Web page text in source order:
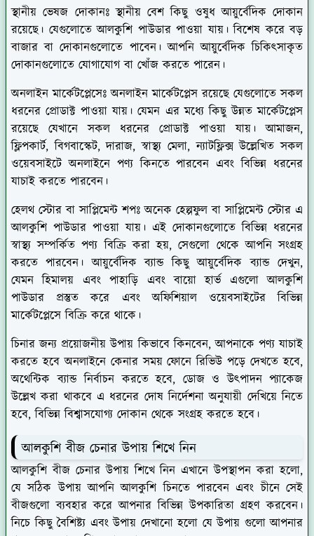
স্থানীয় ভেষজ দোকানঃস্থানীয় বেশ কিছু ওষুধ আয়ুর্বেদিক দোকান
রয়েছে। যেগুলোতে আলকুশি পাউডার পাওয়া যায়। বিশেষ করে বড়
বাজার বা দোকানগুলোতে পাবেন। আপনি আয়ুর্বেদিক চিকিৎসাকৃত
দোকানগুলোতে যোগাযোগ বা খোঁজ করতে পারেন।
অনলাইন মার্কেটপ্লেসেঃঅনলাইন মার্কেটপ্লেস রয়েছে যেগুলোতে সকল
ধরনের প্রোডাক্ট পাওয়া যায়। যেমন এর মধ্যে কিছু উন্নত মার্কেটপ্লেস
রয়েছে যেখানে সকল ধরনের প্রোডাক্ট পাওয়া যায়। আমাজন,
ফ্লিপকার্ট, বিগবাস্কেট, দারাজ, স্বাস্থ্য মেলা, ন্যাটফ্লিক্স উল্লেখিত সকল
ওয়েবসাইটে অনলাইনে পণ্য কিনতে পারবেন এবং বিভিন্ন ধরনের
যাচাই করতে পারবেন।
হেলথ স্টোর বা সাপ্লিমেন্ট শপঃঅনেক হেল্পফুল বা সাপ্লিমেন্ট স্টোর এ
আলকুশি পাউডার পাওয়া যায়। এই দোকানগুলোতে বিভিন্ন ধরনের
স্বাস্থ্য সম্পর্কিত পণ্য বিক্রি করা হয়, সেগুলো থেকে আপনি সংগ্রহ
করতে পারবেন। আয়ুর্বেদিক ব্যান্ড কিছু আয়ুর্বেদিক ব্যান্ড দেখুন,
যেমন হিমালয় এবং পাহাড়ি এবং বায়ো হার্ভ এগুলো আলকুশি
পাউডার প্রস্তুত করে এবং অফিশিয়াল ওয়েবসাইটের বিভিন্ন
মার্কেটপ্লেসে বিক্রি করে থাকে।
চিনার জন্য প্রয়োজনীয় উপায় কিভাবে কিনবেন, আপনাকে পণ্য যাচাই
করতে হবে অনলাইনে কেনার সময় ফোনে রিভিউ পড়ে দেখতে হবে,
অথেন্টিক ব্যান্ড নির্বাচন করতে হবে, ডোজ ও উৎপাদন প্যাকেজ
উল্লেখ করা থাকবে এ ধরনের দোষ নির্দেশনা অনুযায়ী দেখিয়ে নিতে
হবে, বিভিন্ন বিশ্বাসযোগ্য দোকান থেকে সংগ্রহ করতে হবে।
আলকুশি বীজ চেনার উপায় শিখে নিন
আলকুশি বীজ চেনার উপায় শিখে নিন এখানে উপস্থাপন করা হলো,
যে সঠিক উপায় আপনি আলকুশি চিনতে পারবেন এবং চীনে সেই
বীজগুলো ব্যবহার করে আপনার বিভিন্ন উপকারিতা গ্রহণ করবেন।
নিচে কিছু বৈশিষ্ট্য এবং উপায় দেখানো হলো যে উপায় গুলো আপনার